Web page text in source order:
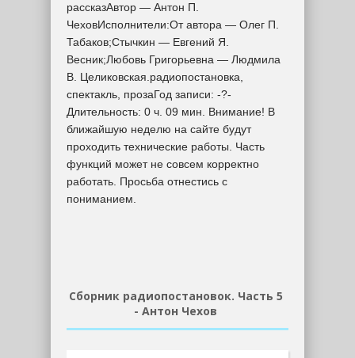
рассказАвтор — Антон П.
ЧеховИсполнители:От автора — Олег П.
Табаков;Стычкин — Евгений Я.
Весник;Любовь Григорьевна — Людмила
В. Целиковская.радиопостановка,
спектакль, прозаГод записи: -?-
Длительность: 0 ч. 09 мин. Внимание! В
ближайшую неделю на сайте будут
проходить технические работы. Часть
функций может не совсем корректно
работать. Просьба отнестись с
пониманием.
Сборник радиопостановок. Часть 5
- Антон Чехов